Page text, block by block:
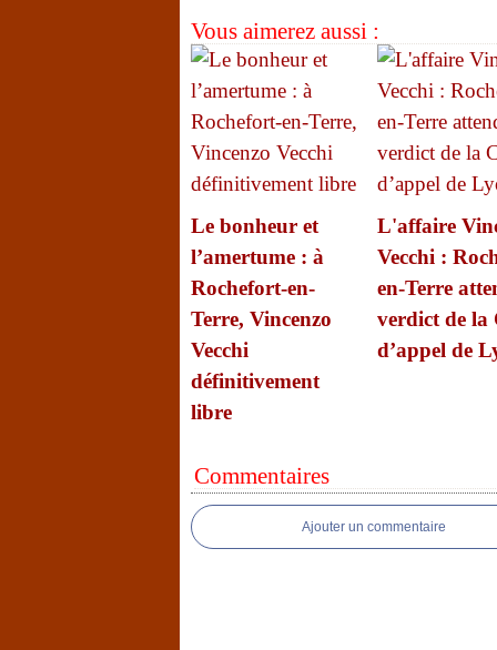
Vous aimerez aussi :
Le bonheur et
l’amertume : à
Rochefort-en-
Terre, Vincenzo
Vecchi
définitivement
libre
L'affaire
Vecchi :
en-Terre
verdict de la
d’appel de
Commentaires
Ajouter un commentaire